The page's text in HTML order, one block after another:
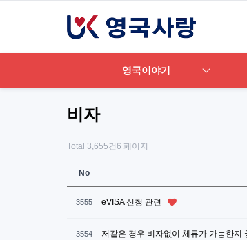
영국이야기
비자
Total 3,655건6 페이지
No
3555 eVISA 신청 관련
3554 저같은 경우 비자없이 체류가 가능한지